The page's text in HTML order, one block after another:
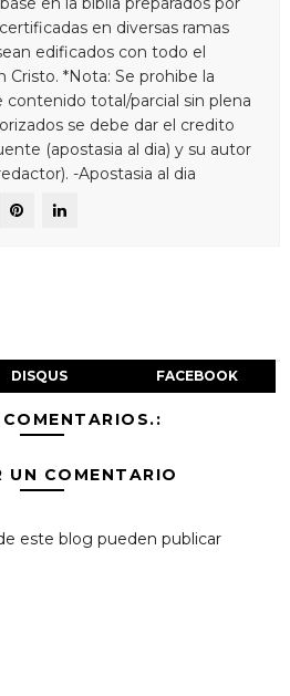
en diversas ramas
edificados con todo el
Cristo. *Nota: Se prohibe la
total/parcial sin plena
se debe dar el credito
(apostasia al dia) y su autor
-Apostasia al dia
DISQUS FACEBOOK
UN COMENTARIO
este blog pueden publicar